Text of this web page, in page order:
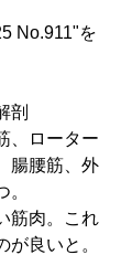
No.911"を
剖
、ローター
腸腰筋、外
筋肉。これ
が良いと。